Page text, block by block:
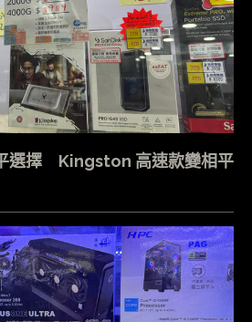
選擇 Kingston 高速款變相平